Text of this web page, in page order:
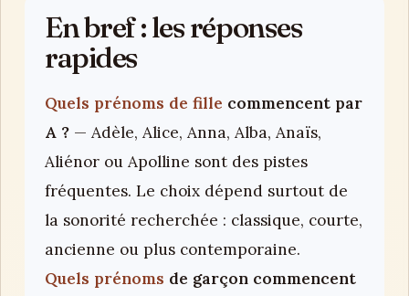
En bref : les réponses
rapides
Quels prénoms de fille commencent par
A ? — Adèle, Alice, Anna, Alba, Anaïs,
Aliénor ou Apolline sont des pistes
fréquentes. Le choix dépend surtout de
la sonorité recherchée : classique, courte,
ancienne ou plus contemporaine.
Quels prénoms de garçon commencent